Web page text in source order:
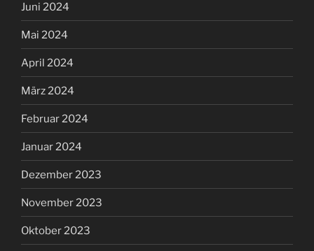
Juni 2024
Mai 2024
April 2024
März 2024
Februar 2024
Januar 2024
Dezember 2023
November 2023
Oktober 2023